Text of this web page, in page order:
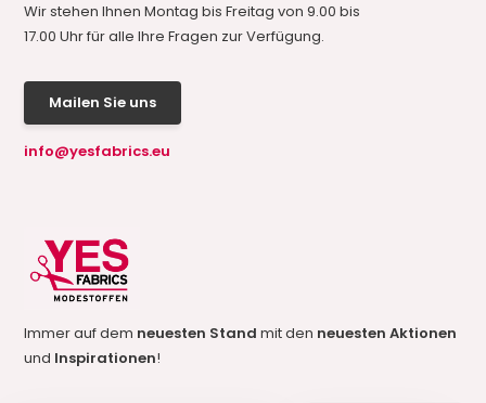
Wir stehen Ihnen Montag bis Freitag von 9.00 bis
17.00 Uhr für alle Ihre Fragen zur Verfügung.
Mailen Sie uns
info@yesfabrics.eu
Immer auf dem neuesten Standmit den neuesten Aktionen
und Inspirationen!